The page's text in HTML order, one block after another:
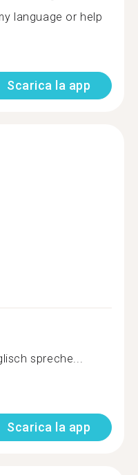
language or help
Scarica la app
spreche...
Scarica la app